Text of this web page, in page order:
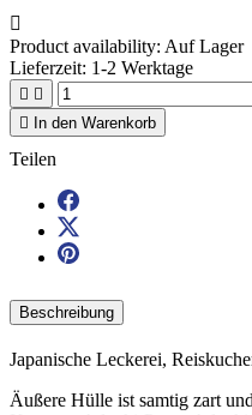

Product availability: Auf Lager
Lieferzeit: 1-2 Werktage
 

In den Warenkorb
Teilen
Beschreibung
Japanische Leckerei,
Äußere Hülle ist samtig zart